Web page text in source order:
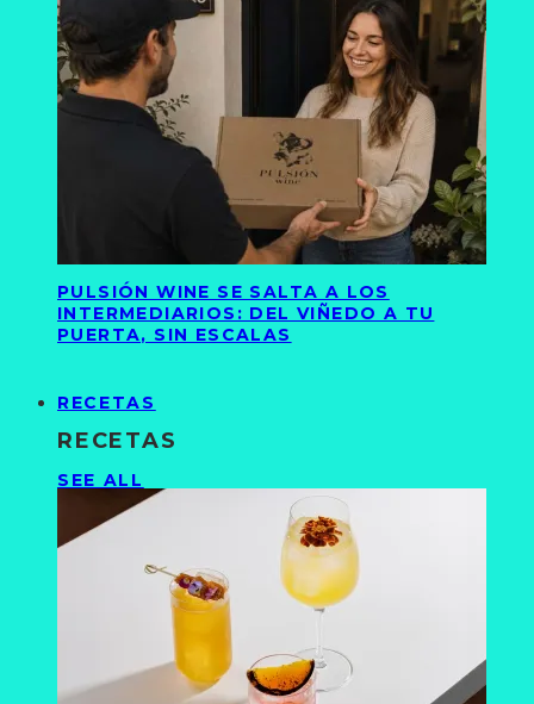
PULSIÓN WINE SE SALTA A LOS
INTERMEDIARIOS: DEL VIÑEDO A TU
PUERTA, SIN ESCALAS
RECETAS
RECETAS
SEE ALL